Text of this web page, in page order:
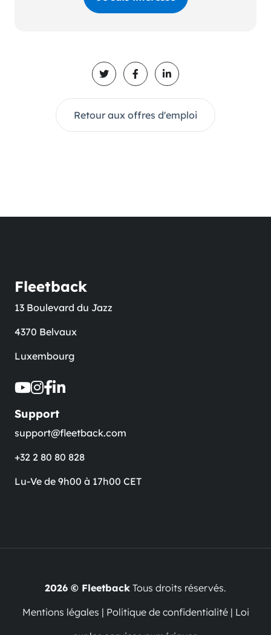
Retour aux offres d'emploi
Fleetback
13 Boulevard du Jazz
4370 Belvaux
Luxembourg
Support
support@fleetback.com
+32 2 80 80 828
Lu-Ve de 9h00 à 17h00 CET
2026 © Fleetback Tous droits réservés.
Mentions légales | Politique de confidentialité| Loi